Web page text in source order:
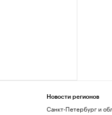
Новости регионов
Санкт-Петербург и